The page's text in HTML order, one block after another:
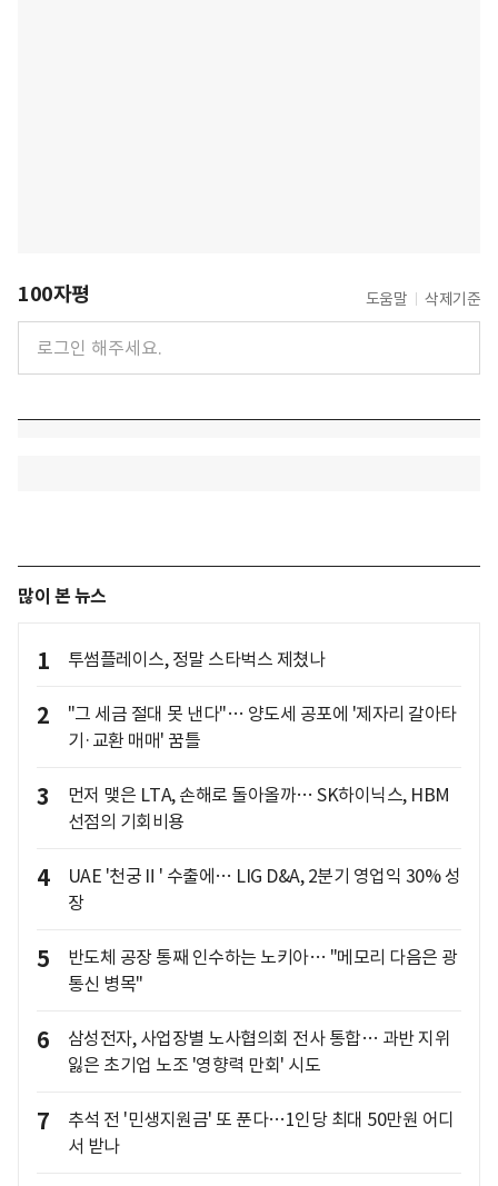
100자평 도움말 삭제기준
많이 본 뉴스
1 투썸플레이스, 정말 스타벅스 제쳤나
2
"그 세금 절대 못 낸다"… 양도세 공포에 '제자리 갈아타
기·교환 매매' 꿈틀
3
먼저 맺은 LTA, 손해로 돌아올까… SK하이닉스, HBM
선점의 기회비용
4
UAE '천궁Ⅱ' 수출에… LIG D&A, 2분기 영업익 30% 성
장
5
반도체 공장 통째 인수하는 노키아… "메모리 다음은 광
통신 병목"
6
삼성전자, 사업장별 노사협의회 전사 통합… 과반 지위
잃은 초기업 노조 '영향력 만회' 시도
7
추석 전 '민생지원금' 또 푼다…1인당 최대 50만원 어디
서 받나